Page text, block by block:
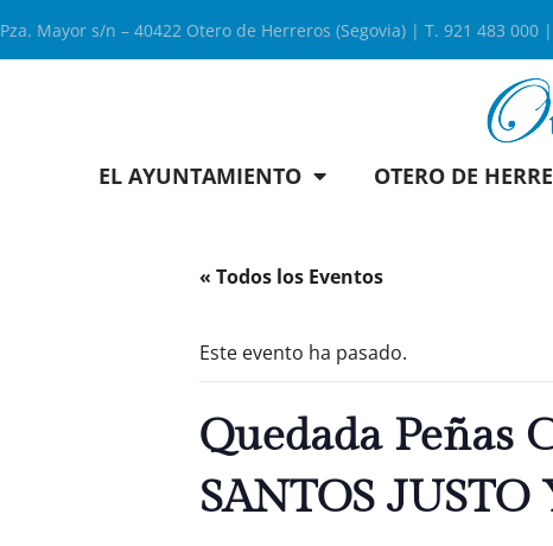
Pza. Mayor s/n – 40422 Otero de Herreros (Segovia) | T. 921 483 000 |
EL AYUNTAMIENTO OTERO DE
« Todos los Eventos
Este evento ha pasado.
Quedada Peñas
SANTOS JUSTO